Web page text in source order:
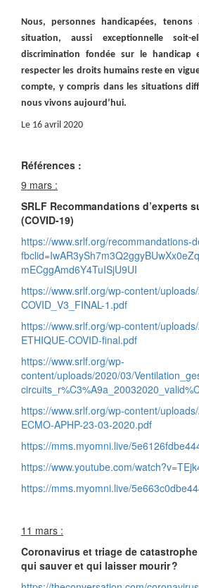
Nous, personnes handicapées,
situation, aussi exceptionnelle
discrimination fondée sur le handicap
respecter les droits humains reste en
compte, y compris dans les situations
nous vivons aujourd’hui.
Le 16 avril 2020
Références :
9 mars :
SRLF Recommandations d’experts
(COVID-19)
https://www.srlf.org/recommandations-
mECggAmd6Y4TuISjU9UI
https://www.srlf.org/wp-content/
COVID_V3_FINAL-1.pdf
https://www.srlf.org/wp-content/
ETHIQUE-COVID-final.pdf
https://www.srlf.org/wp-
content/uploads/2020/03/
https://www.srlf.org/wp-content/
ECMO-APHP-23-03-2020.pdf
https://mms.myomni.live/
https://www.youtube.com/
https://mms.myomni.live/
11 mars :
Coronavirus et triage de
qui sauver et qui laisser mourir ?